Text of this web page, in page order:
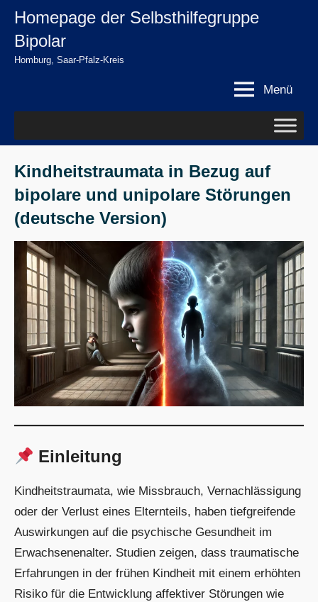
springen
Zum
springen
Homepage der Selbsthilfegruppe
Bipolar
Homburg, Saar-Pfalz-Kreis
Menü
Kindheitstraumata in Bezug auf
bipolare und unipolare Störungen
(deutsche Version)
Einleitung
Kindheitstraumata, wie Missbrauch, Vernachlässigung
oder der Verlust eines Elternteils, haben tiefgreifende
Auswirkungen auf die psychische Gesundheit im
Erwachsenenalter. Studien zeigen, dass traumatische
Erfahrungen in der frühen Kindheit mit einem erhöhten
Risiko für die Entwicklung affektiver Störungen wie